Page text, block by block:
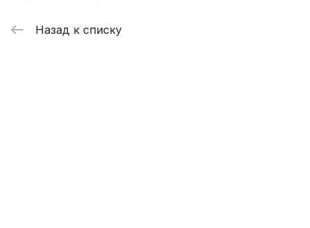
Назад к списку